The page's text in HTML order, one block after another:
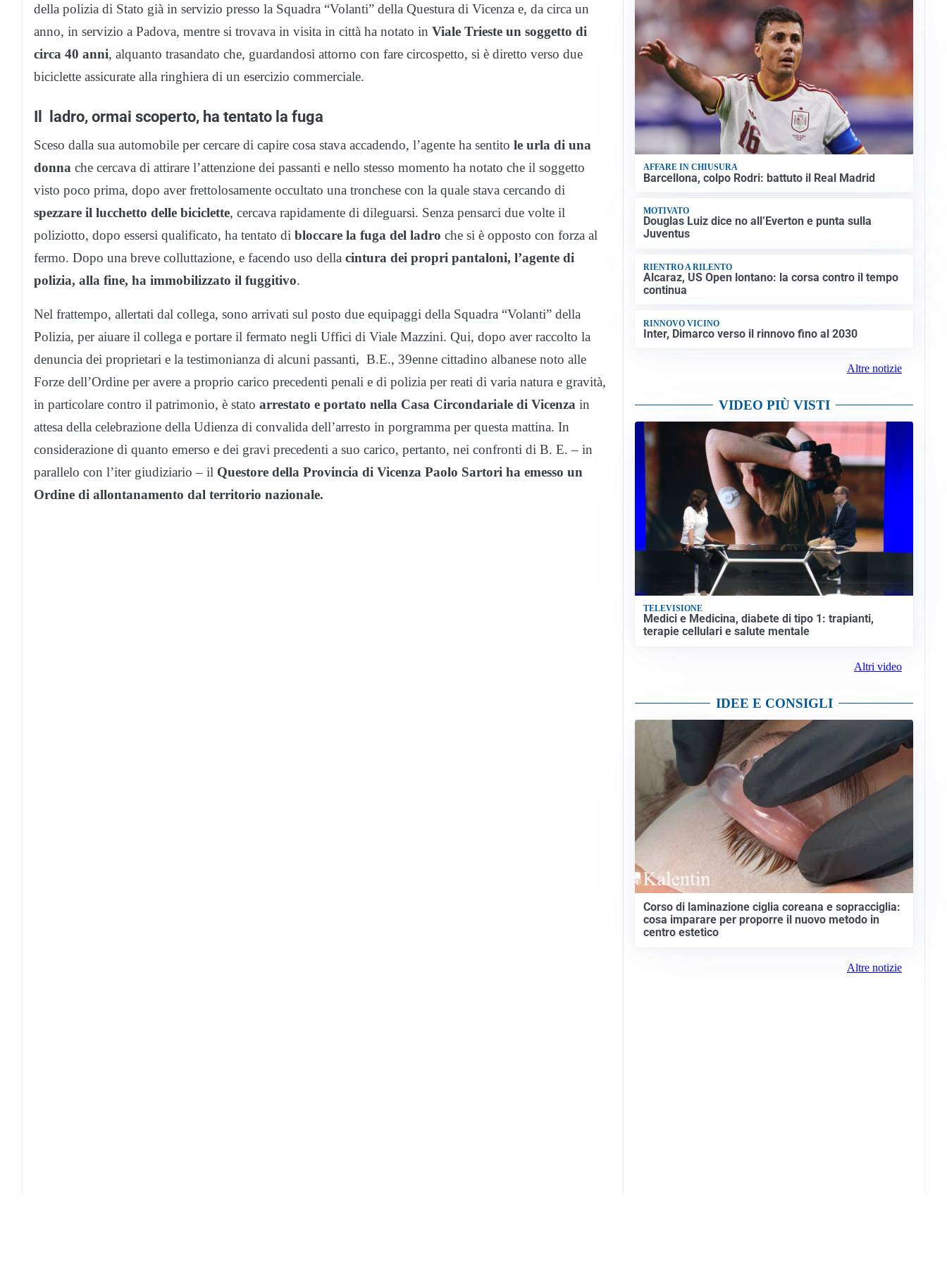
della polizia di Stato già in servizio presso la Squadra “Volanti” della Questura di Vicenza e, da circa un
anno, in servizio a Padova, mentre si trovava in visita in città ha notato in Viale Trieste un soggetto di
circa 40 anni, alquanto trasandato che, guardandosi attorno con fare circospetto, si è diretto verso due
biciclette assicurate alla ringhiera di un esercizio commerciale.
Il ladro, ormai scoperto, ha tentato la fuga
Sceso dalla sua automobile per cercare di capire cosa stava accadendo, l’agente ha sentito le urla di una
donna che cercava di attirare l’attenzione dei passanti e nello stesso momento ha notato che il soggetto
visto poco prima, dopo aver frettolosamente occultato una tronchese con la quale stava cercando di
spezzare il lucchetto delle biciclette, cercava rapidamente di dileguarsi. Senza pensarci due volte il
poliziotto, dopo essersi qualificato, ha tentato di bloccare la fuga del ladro che si è opposto con forza al
fermo. Dopo una breve colluttazione, e facendo uso della cintura dei propri pantaloni, l’agente di
polizia, alla fine, ha immobilizzato il fuggitivo.
Nel frattempo, allertati dal collega, sono arrivati sul posto due equipaggi della Squadra “Volanti” della
Polizia, per aiuare il collega e portare il fermato negli Uffici di Viale Mazzini. Qui, dopo aver raccolto la
denuncia dei proprietari e la testimonianza di alcuni passanti, B.E., 39enne cittadino albanese noto alle
Forze dell’Ordine per avere a proprio carico precedenti penali e di polizia per reati di varia natura e gravità,
in particolare contro il patrimonio, è stato arrestato e portato nella Casa Circondariale di Vicenza in
attesa della celebrazione della Udienza di convalida dell’arresto in porgramma per questa mattina. In
considerazione di quanto emerso e dei gravi precedenti a suo carico, pertanto, nei confronti di B. E. – in
parallelo con l’iter giudiziario – il Questore della Provincia di Vicenza Paolo Sartori ha emesso un
Ordine di allontanamento dal territorio nazionale.
AFFARE IN CHIUSURA
Barcellona, colpo Rodri: battuto il Real Madrid
MOTIVATO
Douglas Luiz dice no all’Everton e punta sulla
Juventus
RIENTRO A RILENTO
Alcaraz, US Open lontano: la corsa contro il tempo
continua
RINNOVO VICINO
Inter, Dimarco verso il rinnovo fino al 2030
Altre notizie
VIDEO PIÙ VISTI
TELEVISIONE
Medici e Medicina, diabete di tipo 1: trapianti,
terapie cellulari e salute mentale
Altri video
IDEE E CONSIGLI
Corso di laminazione ciglia coreana e sopracciglia:
cosa imparare per proporre il nuovo metodo in
centro estetico
Altre notizie